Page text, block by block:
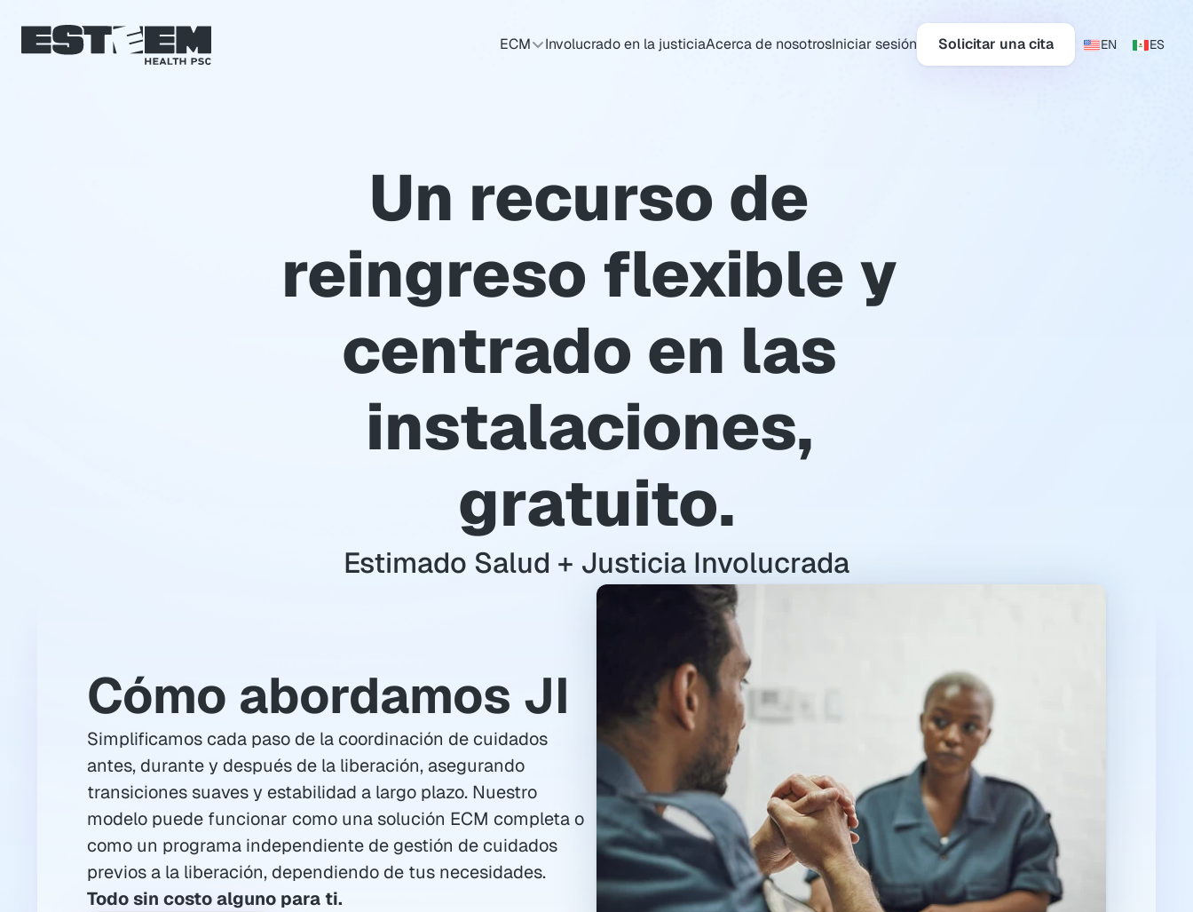
ECM Involucrado en la justiciaAcerca de nosotrosIniciar sesión Solicitar una cita EN ES
Un recurso de
reingreso flexible y
centrado en las
instalaciones,
gratuito.
Estimado Salud + Justicia Involucrada
Cómo abordamos JI
Simplificamos cada paso de la coordinación de cuidados
antes, durante y después de la liberación, asegurando
transiciones suaves y estabilidad a largo plazo. Nuestro
modelo puede funcionar como una solución ECM completa o
como un programa independiente de gestión de cuidados
previos a la liberación, dependiendo de tus necesidades.
Todo sin costo alguno para ti.